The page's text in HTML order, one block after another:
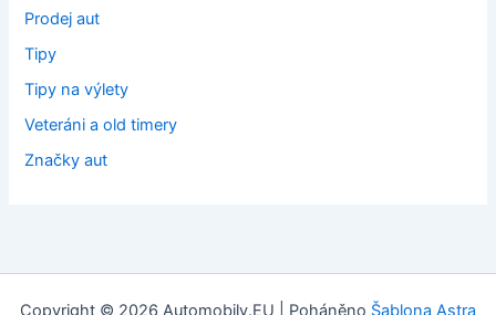
Prodej aut
Tipy
Tipy na výlety
Veteráni a old timery
Značky aut
Copyright © 2026 Automobily.EU | Poháněno Šablona Astra